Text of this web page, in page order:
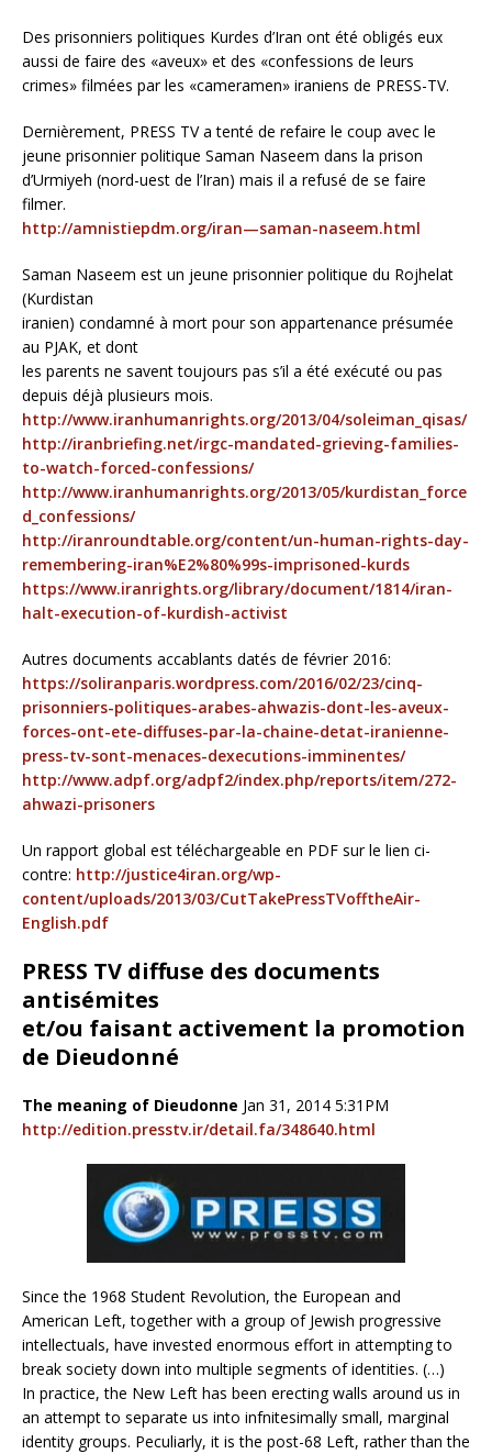
Des prisonniers politiques Kurdes d’Iran ont été obligés eux
aussi de faire des «aveux» et des «confessions de leurs
crimes» filmées par les «cameramen» iraniens de PRESS-TV.
Dernièrement, PRESS TV a tenté de refaire le coup avec le
jeune prisonnier politique Saman Naseem dans la prison
d’Urmiyeh (nord-uest de l’Iran) mais il a refusé de se faire
filmer.
http://amnistiepdm.org/iran—saman-naseem.html
Saman Naseem est un jeune prisonnier politique du Rojhelat
(Kurdistan
iranien) condamné à mort pour son appartenance présumée
au PJAK, et dont
les parents ne savent toujours pas s’il a été exécuté ou pas
depuis déjà plusieurs mois.
http://www.iranhumanrights.org/2013/04/soleiman_qisas/
http://iranbriefing.net/irgc-mandated-grieving-families-
to-watch-forced-confessions/
http://www.iranhumanrights.org/2013/05/kurdistan_force
d_confessions/
http://iranroundtable.org/content/un-human-rights-day-
remembering-iran%E2%80%99s-imprisoned-kurds
https://www.iranrights.org/library/document/1814/iran-
halt-execution-of-kurdish-activist
Autres documents accablants datés de février 2016:
https://soliranparis.wordpress.com/2016/02/23/cinq-
prisonniers-politiques-arabes-ahwazis-dont-les-aveux-
forces-ont-ete-diffuses-par-la-chaine-detat-iranienne-
press-tv-sont-menaces-dexecutions-imminentes/
http://www.adpf.org/adpf2/index.php/reports/item/272-
ahwazi-prisoners
Un rapport global est téléchargeable en PDF sur le lien ci-
contre: http://justice4iran.org/wp-
content/uploads/2013/03/CutTakePressTVofftheAir-
English.pdf
PRESS TV diffuse des documents
antisémites
et/ou faisant activement la promotion
de Dieudonné
The meaning of Dieudonne Jan 31, 2014 5:31PM
http://edition.presstv.ir/detail.fa/348640.html
Since the 1968 Student Revolution, the European and
American Left, together with a group of Jewish progressive
intellectuals, have invested enormous effort in attempting to
break society down into multiple segments of identities. (…)
In practice, the New Left has been erecting walls around us in
an attempt to separate us into infnitesimally small, marginal
identity groups. Peculiarly, it is the post-68 Left, rather than the